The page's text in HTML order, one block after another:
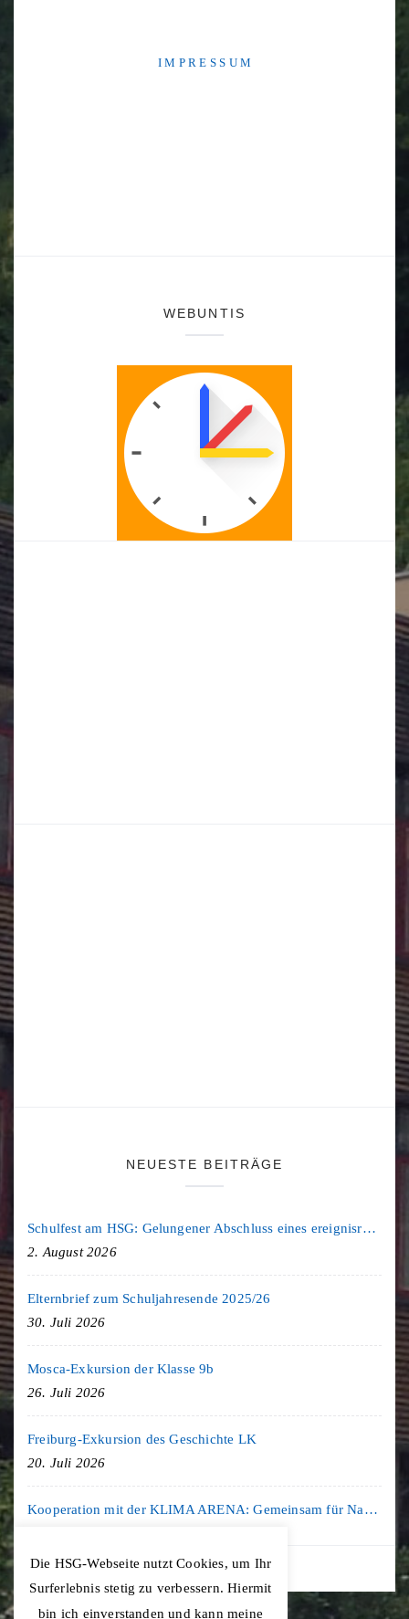
I M P R E S S U M
WEBUNTIS
NEUESTE BEITRÄGE
Schulfest am HSG: Gelungener Abschluss eines ereignisreichen Schuljahres
2. August 2026
Elternbrief zum Schuljahresende 2025/26
30. Juli 2026
Mosca-Exkursion der Klasse 9b
26. Juli 2026
Freiburg-Exkursion des Geschichte LK
20. Juli 2026
Kooperation mit der KLIMA ARENA: Gemeinsam für Nachhaltigkeit und Klimaschutz
Die HSG-Webseite nutzt Cookies, um Ihr
Surferlebnis stetig zu verbessern. Hiermit
bin ich einverstanden und kann meine